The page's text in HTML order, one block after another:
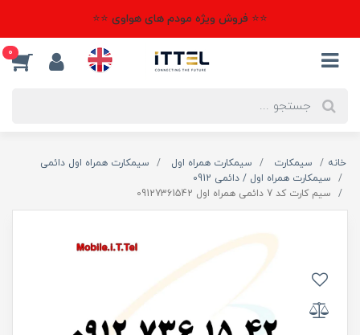
⭐⭐ فروش ویژه مودم های هواوی ⭐⭐
0
خانه سیمکارت سیمکارت همراه اول
سیمکارت همراه اول دائمی
سیمکارت همراه اول / دائمی 0912
سیم کارت کد 7 دائمی همراه اول 09127361542